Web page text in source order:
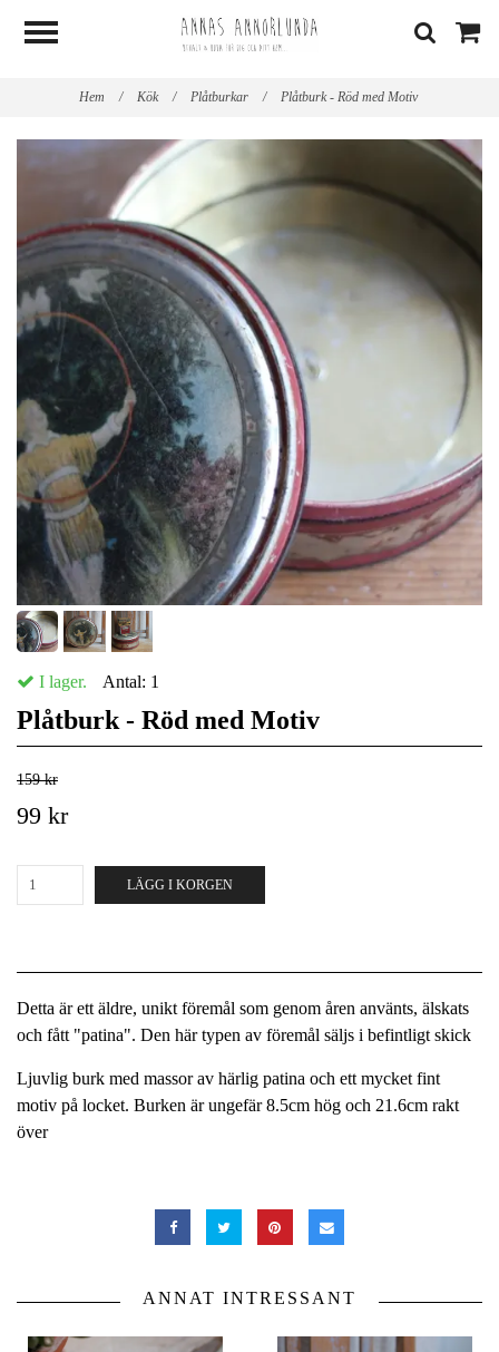
Hem / Kök / Plåtburkar / Plåtburk - Röd med Motiv
I lager. Antal: 1
Plåtburk - Röd med Motiv
159 kr
99 kr
LÄGG I KORGEN
Detta är ett äldre, unikt föremål som genom åren använts, älskats
och fått "patina". Den här typen av föremål säljs i befintligt skick
Ljuvlig burk med massor av härlig patina och ett mycket fint
motiv på locket. Burken är ungefär 8.5cm hög och 21.6cm rakt
över
ANNAT INTRESSANT